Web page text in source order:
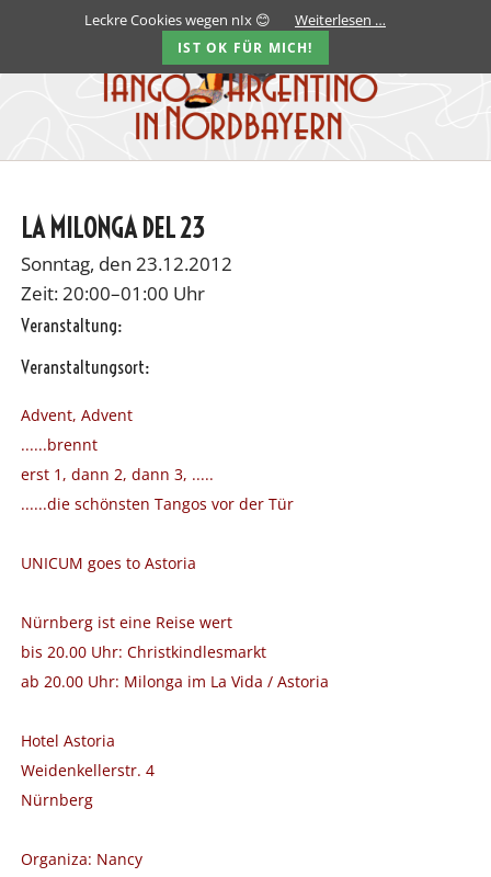
LA MILONGA DEL 23
Sonntag, den 23.12.2012
Zeit: 20:00–01:00 Uhr
Veranstaltung:
Veranstaltungsort:
Advent, Advent
......brennt
erst 1, dann 2, dann 3, .....
......die schönsten Tangos vor der Tür
UNICUM goes to Astoria
Nürnberg ist eine Reise wert
bis 20.00 Uhr: Christkindlesmarkt
ab 20.00 Uhr: Milonga im La Vida / Astoria
Hotel Astoria
Weidenkellerstr. 4
Nürnberg
Organiza: Nancy
Leckre Cookies wegen nIx 😊 Weiterlesen …
IST OK FÜR MICH!